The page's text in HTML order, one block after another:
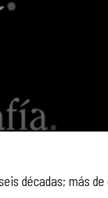
décadas; más